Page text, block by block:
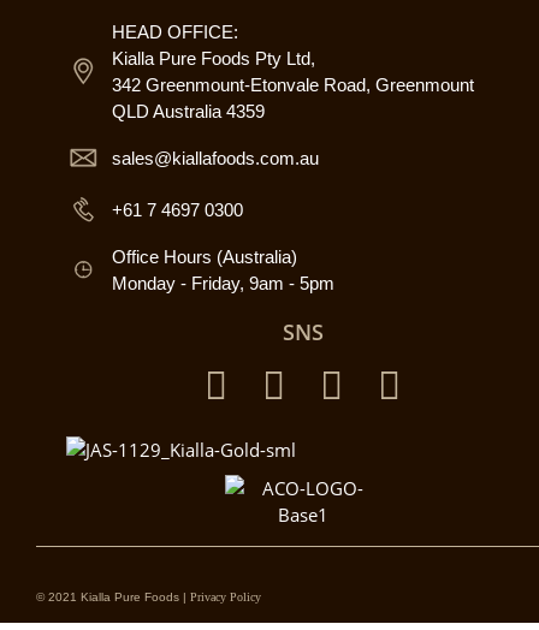
HEAD OFFICE:
Kialla Pure Foods Pty Ltd,
342 Greenmount-Etonvale Road, Greenmount
QLD Australia 4359
sales@kiallafoods.com.au
+61 7 4697 0300
Office Hours (Australia)
Monday - Friday, 9am - 5pm
SNS
© 2021 Kialla Pure Foods | Privacy Policy